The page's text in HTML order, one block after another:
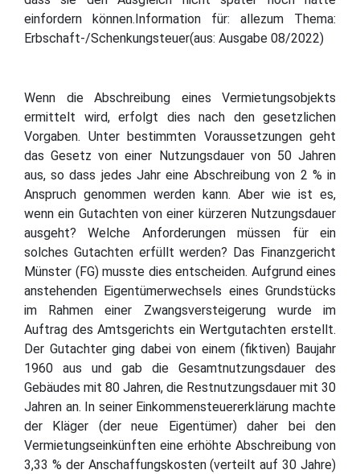
einfordern können.Information für: allezum Thema:
Erbschaft-/Schenkungsteuer(aus: Ausgabe 08/2022)
Wenn die Abschreibung eines Vermietungsobjekts
ermittelt wird, erfolgt dies nach den gesetzlichen
Vorgaben. Unter bestimmten Voraussetzungen geht
das Gesetz von einer Nutzungsdauer von 50 Jahren
aus, so dass jedes Jahr eine Abschreibung von 2 % in
Anspruch genommen werden kann. Aber wie ist es,
wenn ein Gutachten von einer kürzeren Nutzungsdauer
ausgeht? Welche Anforderungen müssen für ein
solches Gutachten erfüllt werden? Das Finanzgericht
Münster (FG) musste dies entscheiden. Aufgrund eines
anstehenden Eigentümerwechsels eines Grundstücks
im Rahmen einer Zwangsversteigerung wurde im
Auftrag des Amtsgerichts ein Wertgutachten erstellt.
Der Gutachter ging dabei von einem (fiktiven) Baujahr
1960 aus und gab die Gesamtnutzungsdauer des
Gebäudes mit 80 Jahren, die Restnutzungsdauer mit 30
Jahren an. In seiner Einkommensteuererklärung machte
der Kläger (der neue Eigentümer) daher bei den
Vermietungseinkünften eine erhöhte Abschreibung von
3,33 % der Anschaffungskosten (verteilt auf 30 Jahre)